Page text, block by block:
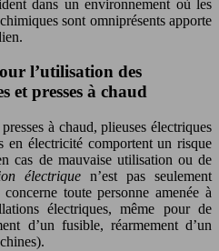
dans un environnement où les
sont omniprésents apporte
l’utilisation des
et presses à chaud
presses à chaud, plieuses électriques
en électricité comportent un risque
cas de mauvaise utilisation ou de
électrique n’est pas seulement
toute personne amenée à
électriques, même pour de
d’un fusible, réarmement d’un